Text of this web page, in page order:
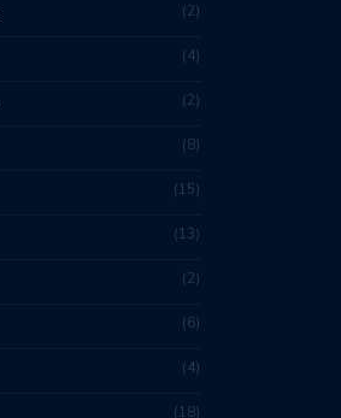
2
4
2
8
15
13
2
6
4
18